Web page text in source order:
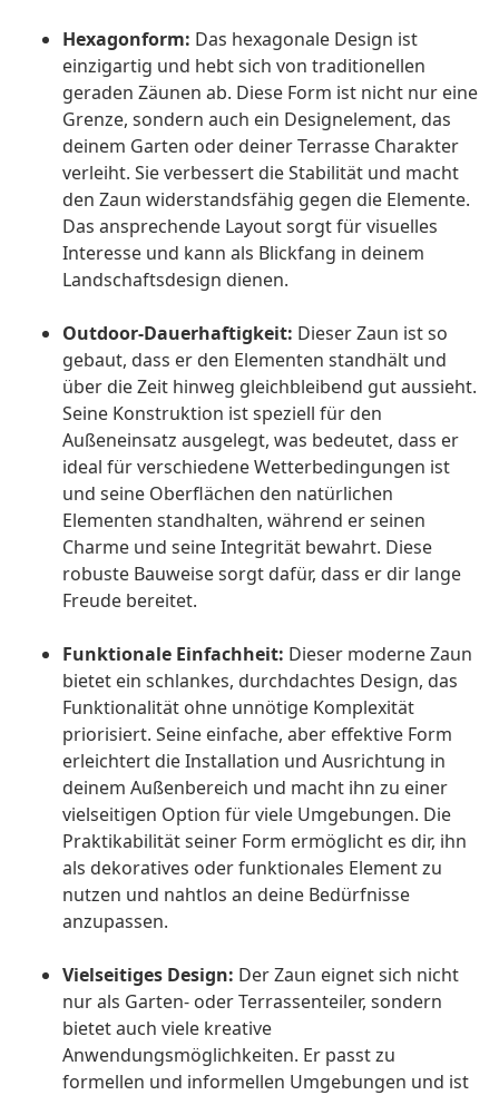
Hexagonform: Das hexagonale Design ist
einzigartig und hebt sich von traditionellen
geraden Zäunen ab. Diese Form ist nicht nur eine
Grenze, sondern auch ein Designelement, das
deinem Garten oder deiner Terrasse Charakter
verleiht. Sie verbessert die Stabilität und macht
den Zaun widerstandsfähig gegen die Elemente.
Das ansprechende Layout sorgt für visuelles
Interesse und kann als Blickfang in deinem
Landschaftsdesign dienen.
Outdoor-Dauerhaftigkeit: Dieser Zaun ist so
gebaut, dass er den Elementen standhält und
über die Zeit hinweg gleichbleibend gut aussieht.
Seine Konstruktion ist speziell für den
Außeneinsatz ausgelegt, was bedeutet, dass er
ideal für verschiedene Wetterbedingungen ist
und seine Oberflächen den natürlichen
Elementen standhalten, während er seinen
Charme und seine Integrität bewahrt. Diese
robuste Bauweise sorgt dafür, dass er dir lange
Freude bereitet.
Funktionale Einfachheit: Dieser moderne Zaun
bietet ein schlankes, durchdachtes Design, das
Funktionalität ohne unnötige Komplexität
priorisiert. Seine einfache, aber effektive Form
erleichtert die Installation und Ausrichtung in
deinem Außenbereich und macht ihn zu einer
vielseitigen Option für viele Umgebungen. Die
Praktikabilität seiner Form ermöglicht es dir, ihn
als dekoratives oder funktionales Element zu
nutzen und nahtlos an deine Bedürfnisse
anzupassen.
Vielseitiges Design: Der Zaun eignet sich nicht
nur als Garten- oder Terrassenteiler, sondern
bietet auch viele kreative
Anwendungsmöglichkeiten. Er passt zu
formellen und informellen Umgebungen und ist